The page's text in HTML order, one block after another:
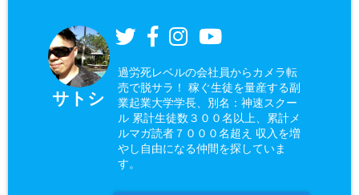
サトシ
過労死レベルの会社員からカメラ転
売で脱サラ！ 稼ぐ生徒を量産する副
業起業大学学長、別名：神速スクー
ル 累計生徒数３００名以上、累計メ
ルマガ読者７０００名超え 収入を増
やし自由になる仲間を探していま
す。